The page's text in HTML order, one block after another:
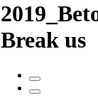
Break us